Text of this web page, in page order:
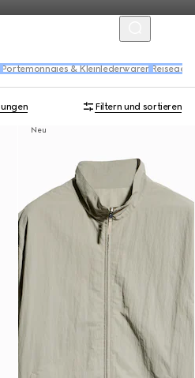
Portemonnaies & Kleinlederwaren
Filtern und sortieren
Neu